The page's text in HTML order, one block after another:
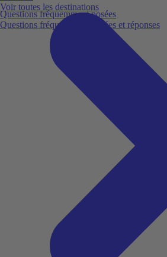
Questions fréquemment posées
Questions fréquemment posées et réponses
Voir toutes les destinations